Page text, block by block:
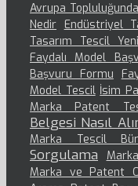
Avrupa
Nedir Endüstriyel
Tasarım Tescil
Faydalı Model
Başvuru Formu
Model Tescil İsim
Marka Patent
Belgesi Nasıl
Marka Tescil
Sorgulama
Marka ve Patent